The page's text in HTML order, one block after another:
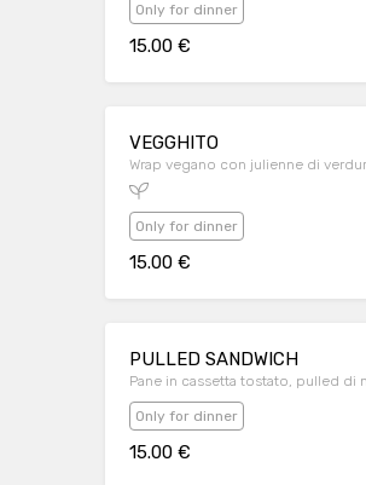
Only for dinner
15.00 €
VEGGHITO
Wrap vegano con julienne di
Only for dinner
15.00 €
PULLED SANDWICH
Pane in cassetta tostato, pulled di
Only for dinner
15.00 €